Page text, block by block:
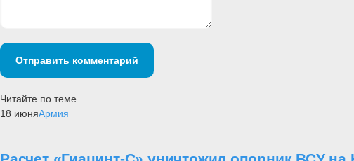
Отправить комментарий
Читайте по теме
18 июняАрмия